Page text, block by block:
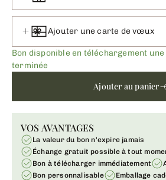
Ajouter une carte de vœux
Bon disponible en téléchargement
terminée
Ajouter au panier
VOS AVANTAGES
La valeur du bon n'expire jamais
Échange gratuit possible à tout
Bon à télécharger immédiatement
Bon personnalisable
Emballage